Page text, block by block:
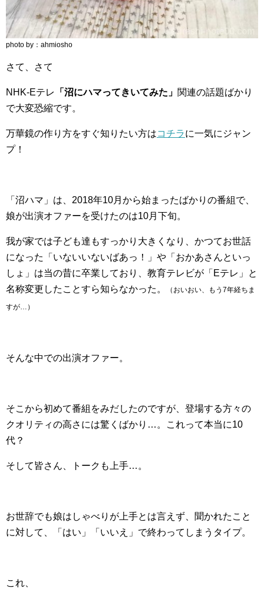
photo by：ahmiosho
さて、さて
NHK-Eテレ 「沼にハマってきいてみた」 関連の話題ばかり
で大変恐縮です。
万華鏡の作り方をすぐ知りたい方はコチラに一気にジャン
プ！
「沼ハマ」は、2018年10月から始まったばかりの番組で、
娘が出演オファーを受けたのは10月下旬。
我が家では子ども達もすっかり大きくなり、かつてお世話
になった「いないいないばあっ！」や「おかあさんといっ
しょ」は当の昔に卒業しており、教育テレビが「Eテレ」と
名称変更したことすら知らなかった。
（おいおい、もう7年経ちま
すが…）
そんな中での出演オファー。
そこから初めて番組をみだしたのですが、登場する方々の
クオリティの高さには驚くばかり…。これって本当に10
代？
そして皆さん、トークも上手…。
お世辞でも娘はしゃべりが上手とは言えず、聞かれたこと
に対して、「はい」「いいえ」で終わってしまうタイプ。
これ、